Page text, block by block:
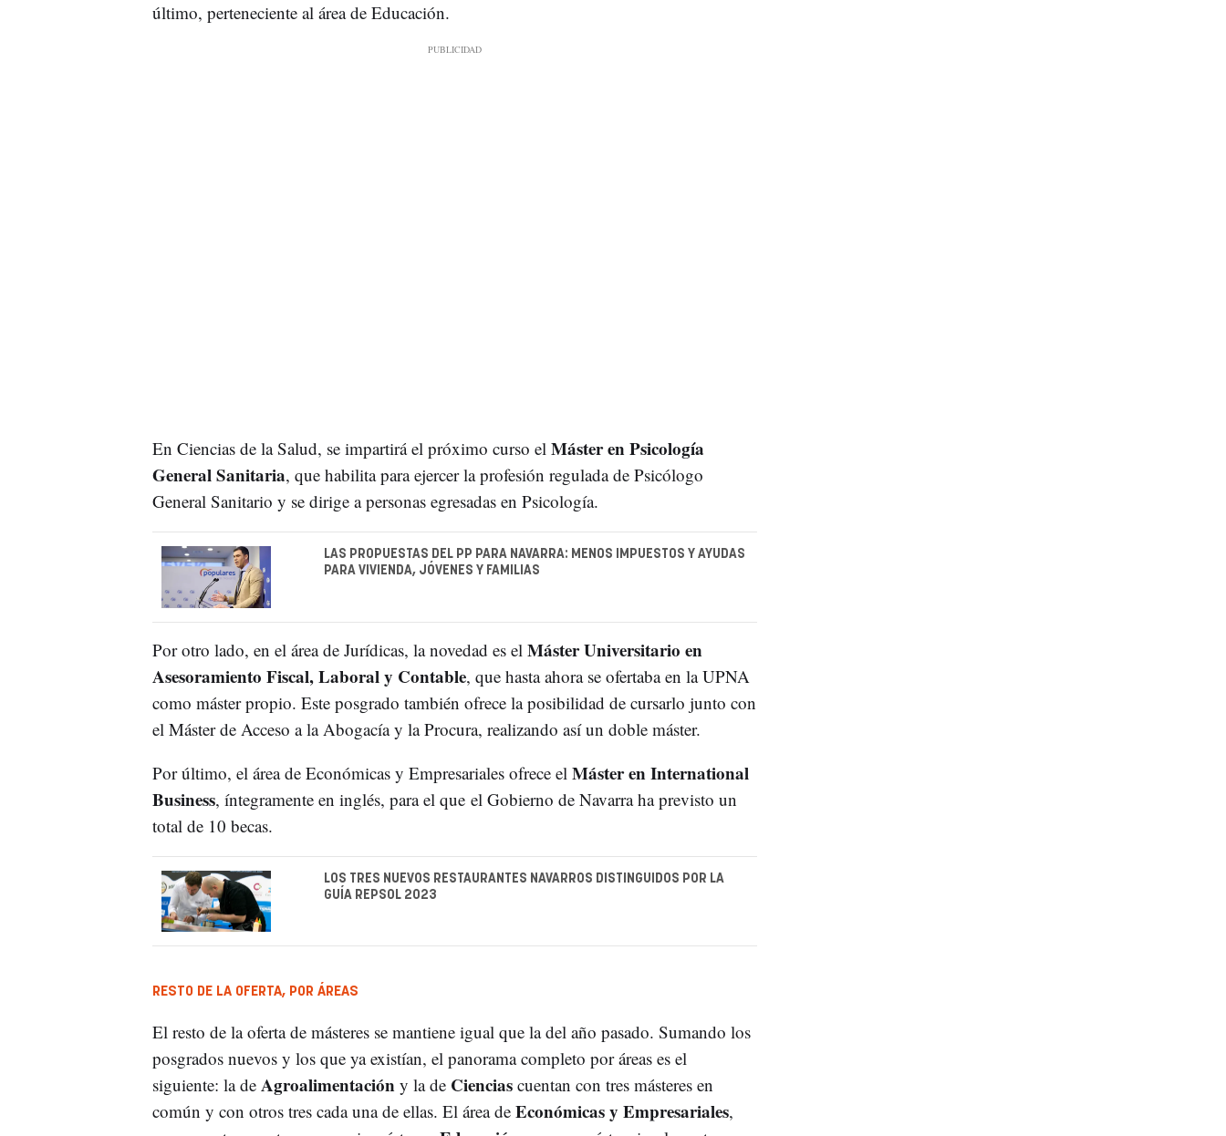
último, perteneciente al área de Educación.
En Ciencias de la Salud, se impartirá el próximo curso el Máster en Psicología
General Sanitaria, que habilita para ejercer la profesión regulada de Psicólogo
General Sanitario y se dirige a personas egresadas en Psicología.
LAS PROPUESTAS DEL PP PARA NAVARRA: MENOS IMPUESTOS Y AYUDAS
PARA VIVIENDA, JÓVENES Y FAMILIAS
Por otro lado, en el área de Jurídicas, la novedad es el Máster Universitario en
Asesoramiento Fiscal, Laboral y Contable, que hasta ahora se ofertaba en la UPNA
como máster propio. Este posgrado también ofrece la posibilidad de cursarlo junto con
el Máster de Acceso a la Abogacía y la Procura, realizando así un doble máster.
Por último, el área de Económicas y Empresariales ofrece elMáster en International
Business, íntegramente en inglés, para el que el Gobierno de Navarra ha previsto un
total de 10 becas.
LOS TRES NUEVOS RESTAURANTES NAVARROS DISTINGUIDOS POR LA
GUÍA REPSOL 2023
RESTO DE LA OFERTA, POR ÁREAS
El resto de la oferta de másteres se mantiene igual que la del año pasado. Sumando los
posgrados nuevos y los que ya existían, el panorama completo por áreas es el
siguiente: la de Agroalimentación y la de Ciencias cuentan con tres másteres en
común y con otros tres cada una de ellas. El área deEconómicas y Empresariales,